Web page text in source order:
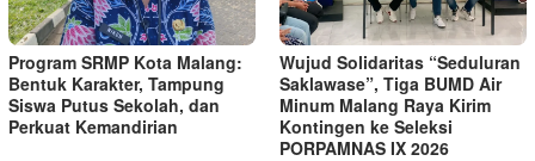
Program SRMP Kota Malang:
Bentuk Karakter, Tampung
Siswa Putus Sekolah, dan
Perkuat Kemandirian
Wujud Solidaritas “Seduluran
Saklawase”, Tiga BUMD Air
Minum Malang Raya Kirim
Kontingen ke Seleksi
PORPAMNAS IX 2026